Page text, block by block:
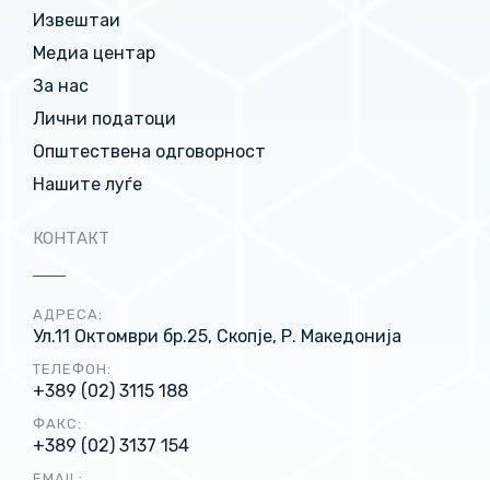
Извештаи
Медиа центар
За нас
Лични податоци
Општествена одговорност
Нашите луѓе
КОНТАКТ
АДРЕСА:
Ул.11 Октомври бр.25, Скопје, Р. Македонија
ТЕЛЕФОН:
+389 (02) 3115 188
ФАКС:
+389 (02) 3137 154